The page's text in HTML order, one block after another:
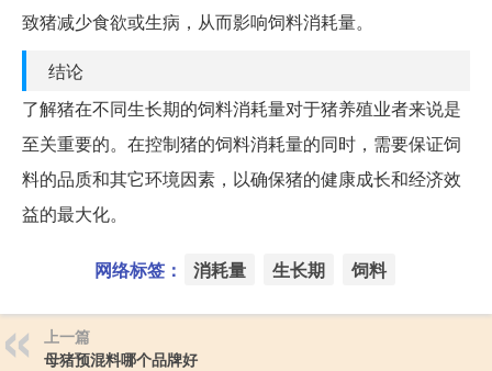
致猪减少食欲或生病，从而影响饲料消耗量。
结论
了解猪在不同生长期的饲料消耗量对于猪养殖业者来说是
至关重要的。在控制猪的饲料消耗量的同时，需要保证饲
料的品质和其它环境因素，以确保猪的健康成长和经济效
益的最大化。
网络标签： 消耗量 生长期 饲料
上一篇
母猪预混料哪个品牌好